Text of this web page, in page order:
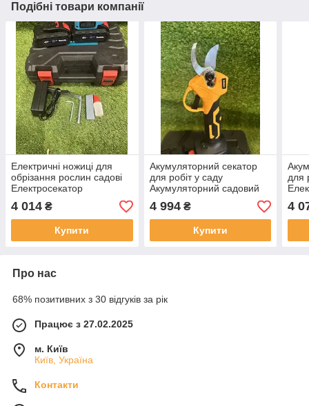
Подібні товари компанії
Електричні ножиці для
обрізання рослин садові
Електросекатор
акумуляторний Makita 48V
6Ah ,Секатор діаметр різу
30 мм ,Електричні
4 014 ₴
Купити
Акумуляторний секатор
для робіт у саду
Акумуляторний садовий
секатор DeWalt вага 1.4 кг,
2 АКБ, Секатори для саду
діаметр різу 35
4 994₴
Купити
для
для
4
Про нас
68% позитивних з 30 відгуків за рік
Працює з 27.02.2025
м. Київ
Київ, Україна
Контакти